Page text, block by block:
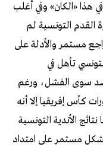
هذا «الكان» وفي أغلب
القدم التونسية لم
مستمر والأدلة على
تأهل في
سوى الفشل، ورغم
كأس إفريقيا إلا أنه
الأندية التونسية
مستمر على امتداد